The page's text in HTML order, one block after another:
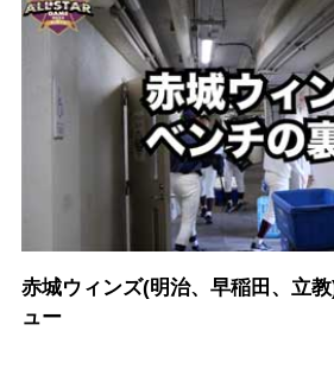
赤城ウィンズ(明治、早稲田、立
ュー